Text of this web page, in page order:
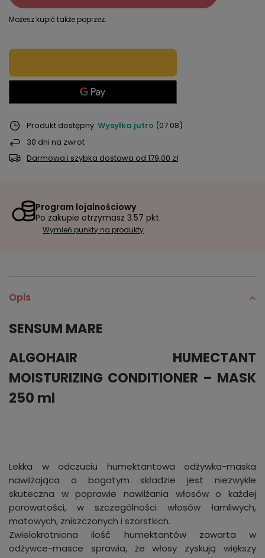
Możesz kupić także poprzez:
Produkt dostępny Wysyłka jutro (07.08)
30 dni na zwrot
Darmowa i szybka dostawa od 179,00 zł
Program lojalnościowy
Po zakupie otrzymasz 3.57 pkt.
Wymień punkty na produkty
Opis
SENSUM MARE
ALGOHAIR HUMECTANT
MOISTURIZING CONDITIONER – MASK
250 ml
Lekka w odczuciu humektantowa odżywka-maska
nawilżająca o bogatym składzie jest niezwykle
skuteczna w poprawie nawilżania włosów o każdej
porowatości, w szczególności włosów łamliwych,
matowych, zniszczonych i szorstkich.
Zwielokrotniona ilość humektantów zawarta w
odżywce-masce sprawia, że włosy zyskują większy